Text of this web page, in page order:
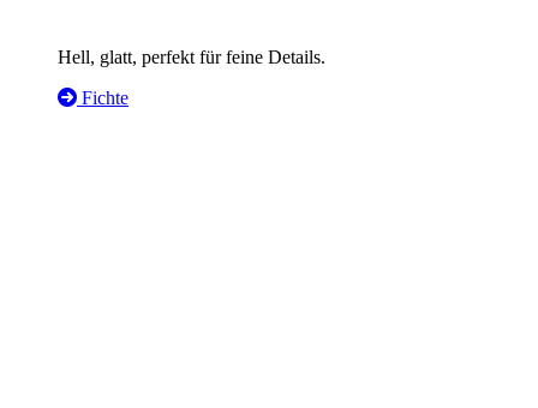
Hell, glatt, perfekt für feine Details.
Fichte